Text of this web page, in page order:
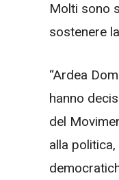
Molti sono
sostenere
“Ardea
hanno
del
alla